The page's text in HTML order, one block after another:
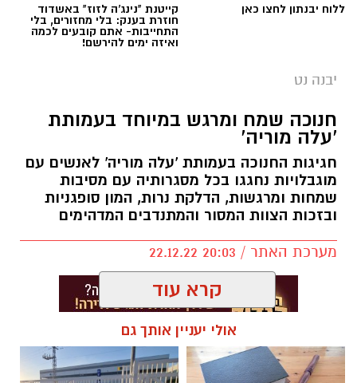
ללוח יבנתון לחצו כאן קייטנת "נינג'ה לזוז" באשדוד
חוזרת בענק: בלי מחזורים, בלי
התחייבות- אתם קובעים לכמה
ואיזה ימים להירשם!
יבנה נט
חנוכה שמח ומרגש במיוחד בעמותת
'עלה מוריה'
חגיגות החנוכה בעמותת 'עלה מוריה' לאנשים עם
מוגבלויות נחגגו בכל מסגרותיה עם מסיבות
שמחות ומרגשות, הדלקת נרות, המון סופגניות
ובזכות הצוות המסור והמתנדבים המדהימים
מערכת האתר / 20:03 22.12.22
תגים:חנוכה
קרא עוד
אולי יעניין אותך גם